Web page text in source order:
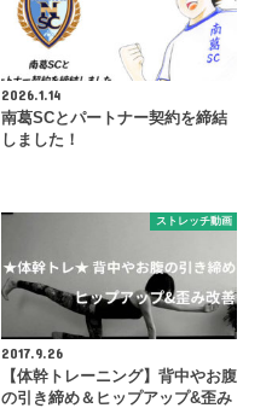
2026.1.14
南葛SCとパートナー契約を締結
しました！
ストレッチ動画
2017.9.26
【体幹トレーニング】背中やお腹
の引き締め＆ヒップアップ&歪み